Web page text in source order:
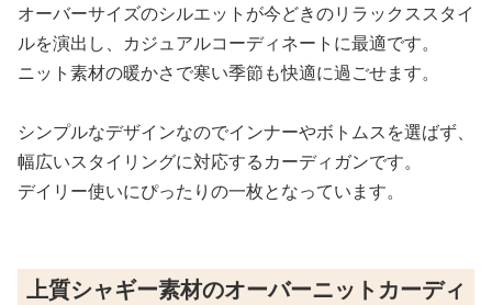
オーバーサイズのシルエットが今どきのリラックススタイ
ルを演出し、カジュアルコーディネートに最適です。
ニット素材の暖かさで寒い季節も快適に過ごせます。
シンプルなデザインなのでインナーやボトムスを選ばず、
幅広いスタイリングに対応するカーディガンです。
デイリー使いにぴったりの一枚となっています。
上質シャギー素材のオーバーニットカーディ